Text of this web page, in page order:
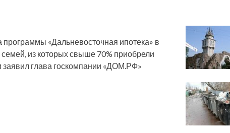
«Дальневосточная ипотека» в
из которых свыше 70% приобрели
глава госкомпании «ДОМ.РФ»